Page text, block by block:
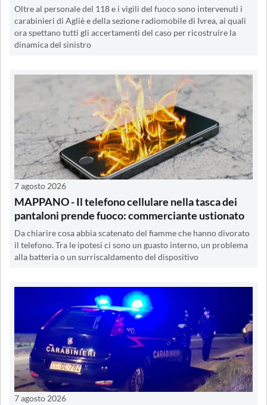
Oltre al personale del 118 e i vigili del fuoco sono intervenuti i
carabinieri di Agliè e della sezione radiomobile di Ivrea, ai quali
ora spettano tutti gli accertamenti del caso per ricostruire la
dinamica del sinistro
7 agosto 2026
MAPPANO - Il telefono cellulare nella tasca dei
pantaloni prende fuoco: commerciante ustionato
Da chiarire cosa abbia scatenato del fiamme che hanno divorato
il telefono. Tra le ipotesi ci sono un guasto interno, un problema
alla batteria o un surriscaldamento del dispositivo
7 agosto 2026